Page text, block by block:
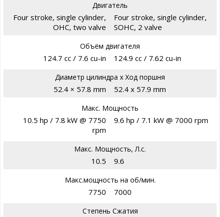
Двигатель
Four stroke, single cylinder,
OHC, two valve
Four stroke, single cylinder,
SOHC, 2 valve
Объём двигателя
124.7 cc / 7.6 cu-in 124.9 cc / 7.62 cu-in
Диаметр цилиндра х Ход поршня
52.4 × 57.8 mm 52.4 x 57.9 mm
Макс. Мощность
10.5 hp / 7.8 kW @ 7750
rpm
9.6 hp / 7.1 kW @ 7000 rpm
Макс. Мощность, Л.с.
10.5 9.6
Макс.мощность на об/мин.
7750 7000
Степень Сжатия